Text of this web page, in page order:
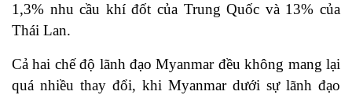
1,3% nhu cầu khí đốt của Trung Quốc và 13% của
Thái Lan.
Cả hai chế độ lãnh đạo Myanmar đều không mang lại
quá nhiều thay đổi, khi Myanmar dưới sự lãnh đạo